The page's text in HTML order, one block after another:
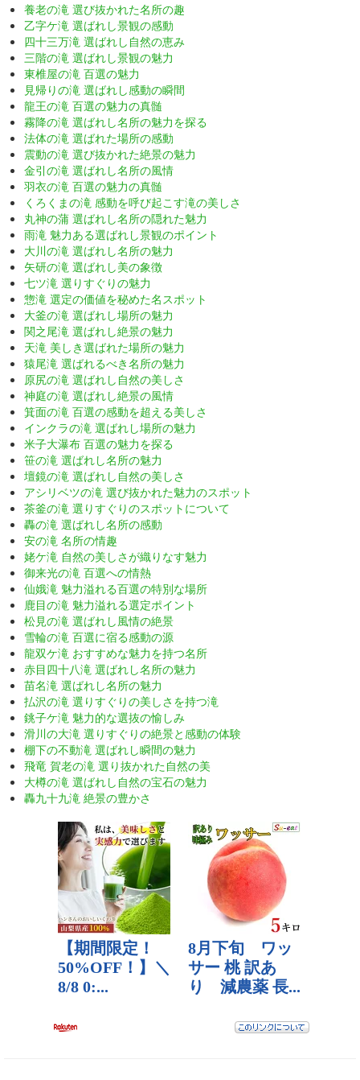
養老の滝 選び抜かれた名所の趣
乙字ケ滝 選ばれし景観の感動
四十三万滝 選ばれし自然の恵み
三階の滝 選ばれし景観の魅力
東椎屋の滝 百選の魅力
見帰りの滝 選ばれし感動の瞬間
龍王の滝 百選の魅力の真髄
霧降の滝 選ばれし名所の魅力を探る
法体の滝 選ばれた場所の感動
震動の滝 選び抜かれた絶景の魅力
金引の滝 選ばれし名所の風情
羽衣の滝 百選の魅力の真髄
くろくまの滝 感動を呼び起こす滝の美しさ
丸神の蒲 選ばれし名所の隠れた魅力
雨滝 魅力ある選ばれし景観のポイント
大川の滝 選ばれし名所の魅力
矢研の滝 選ばれし美の象徴
七ツ滝 選りすぐりの魅力
惣滝 選定の価値を秘めた名スポット
大釜の滝 選ばれし場所の魅力
関之尾滝 選ばれし絶景の魅力
天滝 美しき選ばれた場所の魅力
猿尾滝 選ばれるべき名所の魅力
原尻の滝 選ばれし自然の美しさ
神庭の滝 選ばれし絶景の風情
箕面の滝 百選の感動を超える美しさ
インクラの滝 選ばれし場所の魅力
米子大瀑布 百選の魅力を探る
笹の滝 選ばれし名所の魅力
壇鏡の滝 選ばれし自然の美しさ
アシリベツの滝 選び抜かれた魅力のスポット
茶釜の滝 選りすぐりのスポットについて
轟の滝 選ばれし名所の感動
安の滝 名所の情趣
姥ケ滝 自然の美しさが織りなす魅力
御来光の滝 百選への情熱
仙娥滝 魅力溢れる百選の特別な場所
鹿目の滝 魅力溢れる選定ポイント
松見の滝 選ばれし風情の絶景
雪輪の滝 百選に宿る感動の源
龍双ケ滝 おすすめな魅力を持つ名所
赤目四十八滝 選ばれし名所の魅力
苗名滝 選ばれし名所の魅力
払沢の滝 選りすぐりの美しさを持つ滝
銚子ケ滝 魅力的な選抜の愉しみ
滑川の大滝 選りすぐりの絶景と感動の体験
棚下の不動滝 選ばれし瞬間の魅力
飛竜 賀老の滝 選り抜かれた自然の美
大樽の滝 選ばれし自然の宝石の魅力
轟九十九滝 絶景の豊かさ